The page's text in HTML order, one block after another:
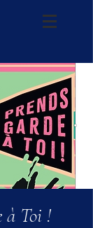
à Toi !